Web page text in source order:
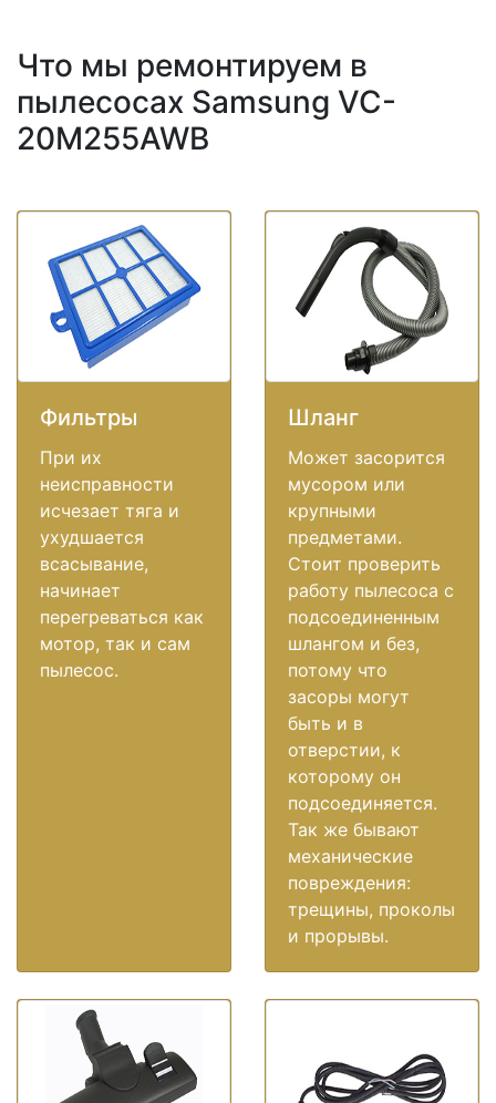
Что мы ремонтируем в
пылесосах Samsung VC-
20M255AWB
Фильтры
При их
неисправности
исчезает тяга и
ухудшается
всасывание,
начинает
перегреваться как
мотор, так и сам
пылесос.
Шланг
Может засорится
мусором или
крупными
предметами.
Стоит проверить
работу пылесоса с
подсоединенным
шлангом и без,
потому что
засоры могут
быть и в
отверстии, к
которому он
подсоединяется.
Так же бывают
механические
повреждения:
трещины, проколы
и прорывы.